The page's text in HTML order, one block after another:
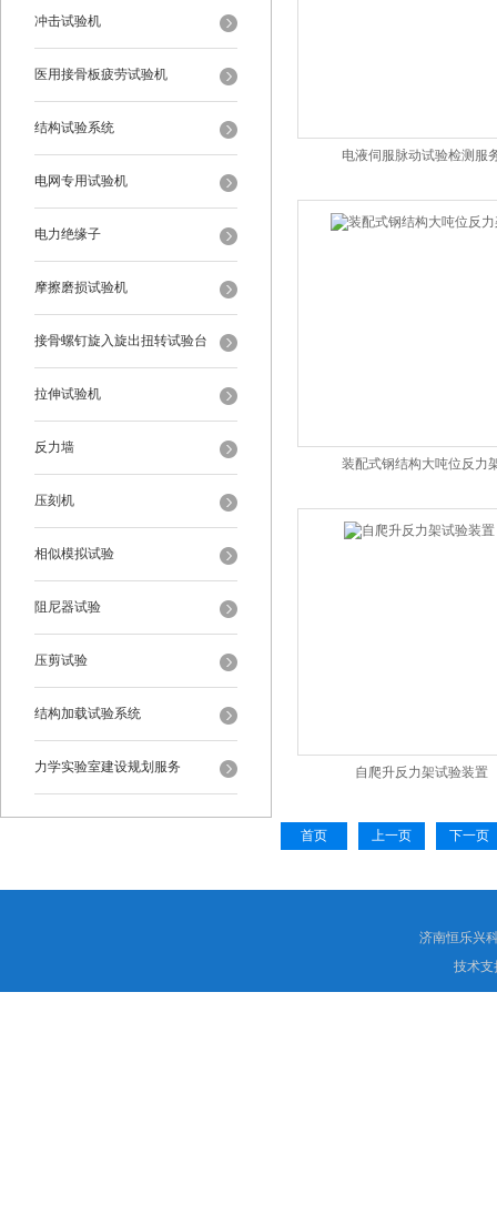
冲击试验机
医用接骨板疲劳试验机
结构试验系统
电网专用试验机
电力绝缘子
摩擦磨损试验机
接骨螺钉旋入旋出扭转试验台
拉伸试验机
反力墙
压刻机
相似模拟试验
阻尼器试验
压剪试验
结构加载试验系统
力学实验室建设规划服务
电液伺服脉动试验检测服
装配式钢结构大吨位反力
自爬升反力架试验装置
首页 上一页 下一页
济南恒乐兴
技术支